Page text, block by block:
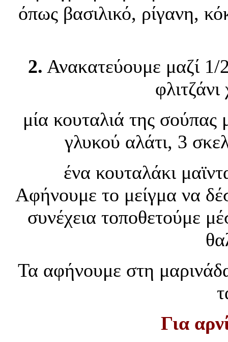
όπως βασιλικό, ρίγανη,
2. Ανακατεύουμε μαζί 1/
μία κουταλιά της σούπας
γλυκού αλάτι, 3
ένα κουταλάκι
Αφήνουμε το μείγμα να
συνέχεια τοποθετούμε
Τα αφήνουμε στη
Για